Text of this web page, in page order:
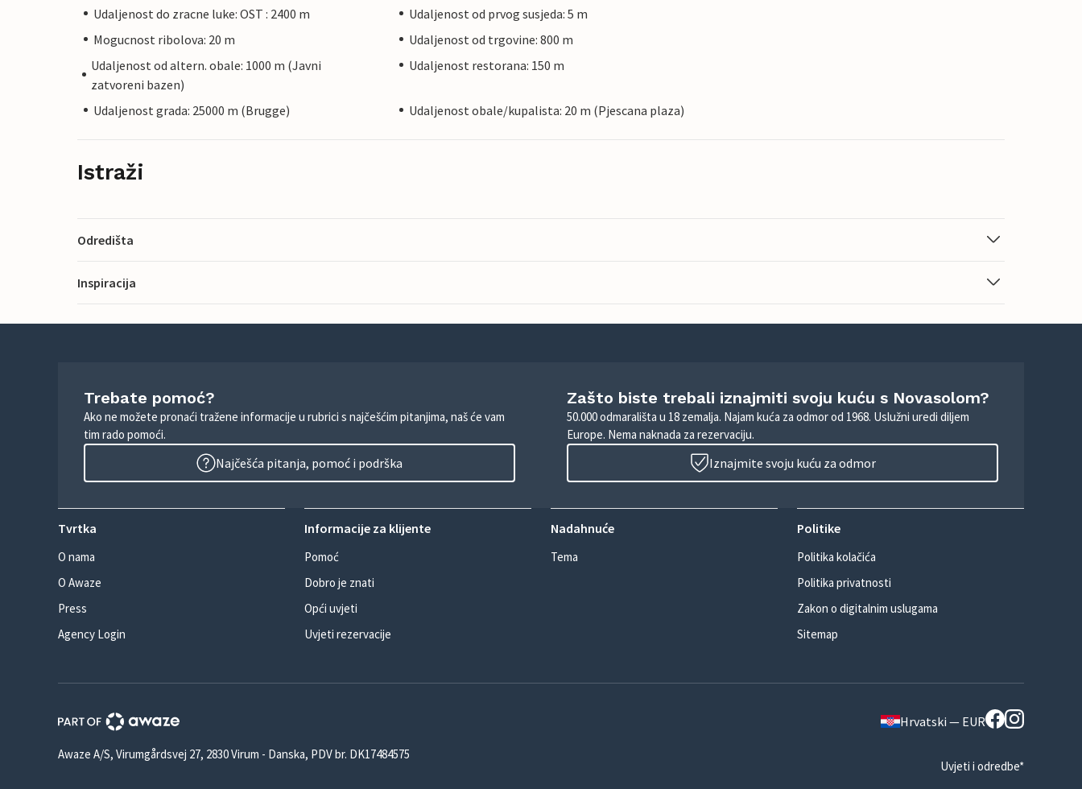
Udaljenost do zracne luke: OST : 2400 m
Udaljenost od prvog susjeda: 5 m
Mogucnost ribolova: 20 m
Udaljenost od trgovine: 800 m
Udaljenost od altern. obale: 1000 m (Javni
zatvoreni bazen)
Udaljenost restorana: 150 m
Udaljenost grada: 25000 m (Brugge) Udaljenost obale/kupalista: 20 m (Pjescana plaza)
Istraži
Odredišta
Inspiracija
Trebate pomoć?
Ako ne možete pronaći tražene informacije u rubrici s najčešćim pitanjima, naš će vam
tim rado pomoći.
Najčešća pitanja, pomoć i podrška
Zašto biste trebali iznajmiti svoju kuću s Novasolom?
50.000 odmarališta u 18 zemalja. Najam kuća za odmor od 1968. Uslužni uredi diljem
Europe. Nema naknada za rezervaciju.
Iznajmite svoju kuću za odmor
Tvrtka
O nama
O Awaze
Press
Agency Login
Informacije za klijente
Pomoć
Dobro je znati
Opći uvjeti
Uvjeti rezervacije
Nadahnuće
Tema
Politike
Politika kolačića
Politika privatnosti
Zakon o digitalnim uslugama
Sitemap
Hrvatski — EUR
Awaze A/S, Virumgårdsvej 27, 2830 Virum - Danska, PDV br. DK17484575
Uvjeti i odredbe*